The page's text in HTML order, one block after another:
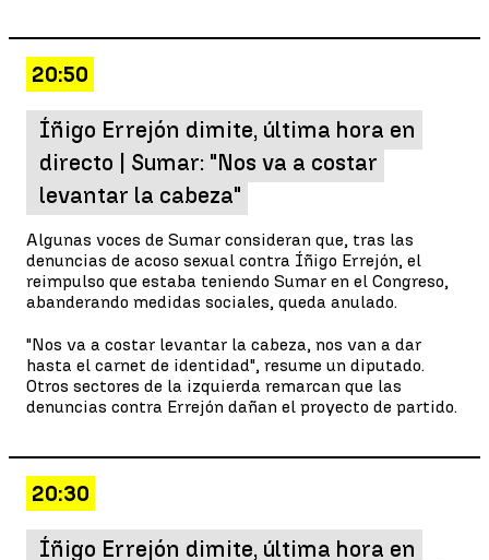
20:50
Íñigo Errejón dimite, última hora en
directo | Sumar: "Nos va a costar
levantar la cabeza"
Algunas voces de Sumar consideran que, tras las
denuncias de acoso sexual contra Íñigo Errejón, el
reimpulso que estaba teniendo Sumar en el Congreso,
abanderando medidas sociales, queda anulado.
"Nos va a costar levantar la cabeza, nos van a dar
hasta el carnet de identidad", resume un diputado.
Otros sectores de la izquierda remarcan que las
denuncias contra Errejón dañan el proyecto de partido.
20:30
Íñigo Errejón dimite, última hora en